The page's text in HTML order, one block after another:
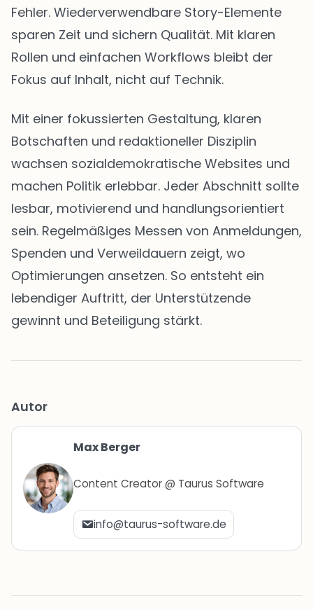
Fehler. Wiederverwendbare Story-Elemente
sparen Zeit und sichern Qualität. Mit klaren
Rollen und einfachen Workflows bleibt der
Fokus auf Inhalt, nicht auf Technik.
Mit einer fokussierten Gestaltung, klaren
Botschaften und redaktioneller Disziplin
wachsen sozialdemokratische Websites und
machen Politik erlebbar. Jeder Abschnitt sollte
lesbar, motivierend und handlungsorientiert
sein. Regelmäßiges Messen von Anmeldungen,
Spenden und Verweildauern zeigt, wo
Optimierungen ansetzen. So entsteht ein
lebendiger Auftritt, der Unterstützende
gewinnt und Beteiligung stärkt.
Autor
Max Berger
Content Creator @ Taurus Software
info@taurus-software.de